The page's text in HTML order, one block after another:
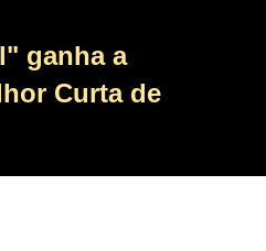
ganha a
Curta de